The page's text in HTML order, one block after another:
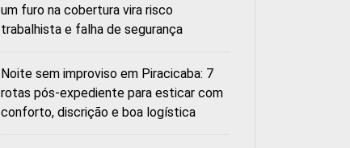
um furo na cobertura vira risco
trabalhista e falha de segurança
Noite sem improviso em Piracicaba: 7
rotas pós-expediente para esticar com
conforto, discrição e boa logística